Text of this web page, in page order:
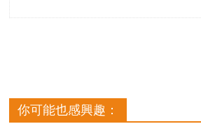
你可能也感興趣：